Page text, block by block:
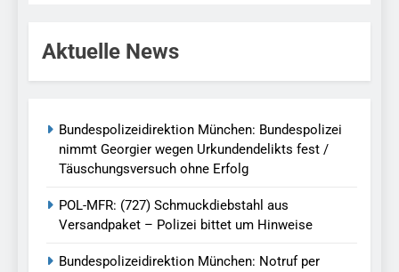
Aktuelle News
Bundespolizeidirektion München: Bundespolizei
nimmt Georgier wegen Urkundendelikts fest /
Täuschungsversuch ohne Erfolg
POL-MFR: (727) Schmuckdiebstahl aus
Versandpaket – Polizei bittet um Hinweise
Bundespolizeidirektion München: Notruf per